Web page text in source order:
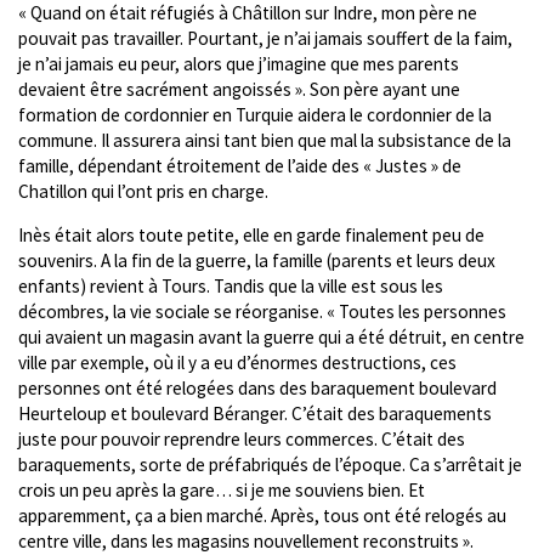
« Quand on était réfugiés à Châtillon sur Indre, mon père ne
pouvait pas travailler. Pourtant, je n’ai jamais souffert de la faim,
je n’ai jamais eu peur, alors que j’imagine que mes parents
devaient être sacrément angoissés ». Son père ayant une
formation de cordonnier en Turquie aidera le cordonnier de la
commune. Il assurera ainsi tant bien que mal la subsistance de la
famille, dépendant étroitement de l’aide des « Justes » de
Chatillon qui l’ont pris en charge.
Inès était alors toute petite, elle en garde finalement peu de
souvenirs. A la fin de la guerre, la famille (parents et leurs deux
enfants) revient à Tours. Tandis que la ville est sous les
décombres, la vie sociale se réorganise. « Toutes les personnes
qui avaient un magasin avant la guerre qui a été détruit, en centre
ville par exemple, où il y a eu d’énormes destructions, ces
personnes ont été relogées dans des baraquement boulevard
Heurteloup et boulevard Béranger. C’était des baraquements
juste pour pouvoir reprendre leurs commerces. C’était des
baraquements, sorte de préfabriqués de l’époque. Ca s’arrêtait je
crois un peu après la gare… si je me souviens bien. Et
apparemment, ça a bien marché. Après, tous ont été relogés au
centre ville, dans les magasins nouvellement reconstruits ».